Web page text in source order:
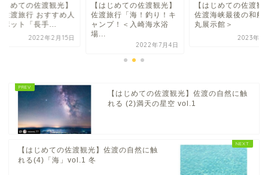
じめての佐渡観光】
渡旅行 おすすめ人
ポット「長手...
2022年2月15日
【はじめての佐渡観光】
佐渡旅行「海！釣り！キ
ャンプ！＜入崎海水浴
場...
2022年7月4日
【はじめての佐渡観
佐渡海峡最後の和船
丸展示館＞
2023年8
【はじめての佐渡観光】佐渡の自然に触
れる (2)満天の星空 vol.1
【はじめての佐渡観光】佐渡の自然に触
れる(4)「海」vol.1 冬